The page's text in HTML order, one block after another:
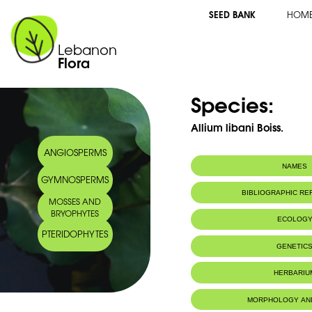
Lebanon
Flora
SEED BANK
ANGIOSPERMS
GYMNOSPERMS
MOSSES AND
BRYOPHYTES
PTERIDOPHYTES
Species:
Allium libani Boiss.
NAMES
Common name: Ail du Liban
Arabic name: ثوم لبناني ‎
BIBLIOGRAPHIC
ECOLOGY
Lebanon
Habitat : Montagnes
End (Leb+Syr)
MORPHOLOGY